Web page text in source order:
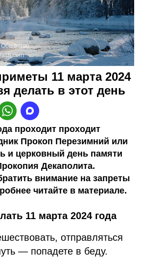
Общество
11 марта 2024
делать в этот день
проходит проходит
Прокоп Перезимний или
и церковный день памяти
Декаполита.
внимание на запреты
читайте в материале.
11 марта 2024 года
отправляться
— попадете в беду.